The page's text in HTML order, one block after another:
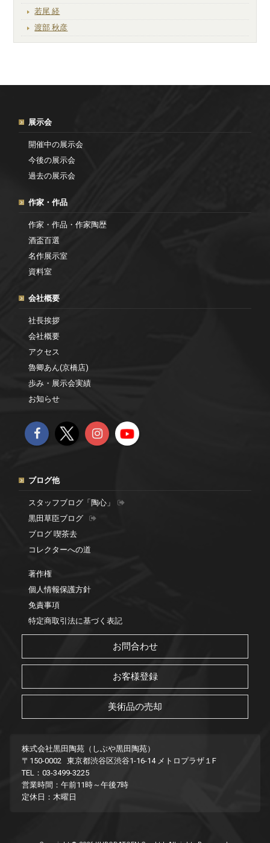
若尾 経
渡部 秋彦
展示会
開催中の展示会
今後の展示会
過去の展示会
作家・作品
作家・作品・作家陶歴
酒盃百選
名作展示室
資料室
会社概要
社長挨拶
会社概要
アクセス
魯卿あん(京橋店)
歩み・展示会実績
お知らせ
ブログ他
スタッフブログ「陶心」
黒田草臣ブログ
ブログ 喫茶去
コレクターへの道
著作権
個人情報保護方針
免責事項
特定商取引法に基づく表記
お問合わせ
お客様登録
美術品の売却
株式会社黒田陶苑（しぶや黒田陶苑）
〒150-0002 東京都渋谷区渋谷1-16-14 メトロプラザ１F
TEL：03-3499-3225
営業時間：午前11時～午後7時
定休日：木曜日